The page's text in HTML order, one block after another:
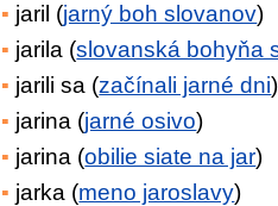
jaril (jarný boh slovanov)
jarila (slovanská bohyňa
jarili sa (začínali jarné dni)
jarina (jarné osivo)
jarina (obilie siate na jar)
jarka (meno jaroslavy)